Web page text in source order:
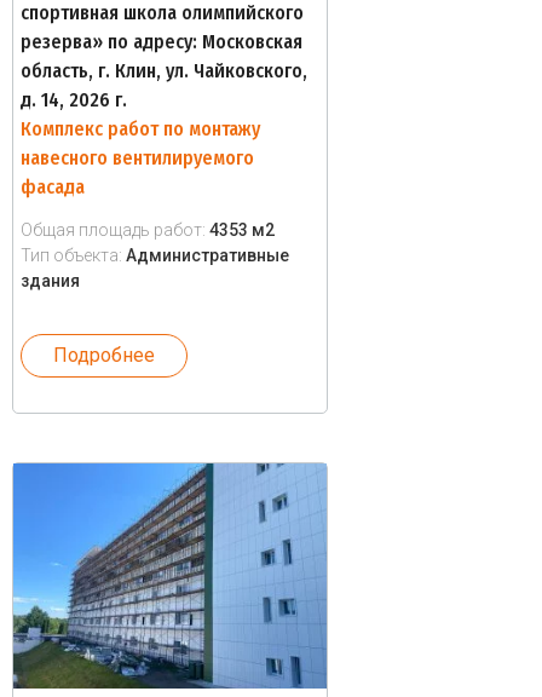
спортивная школа олимпийского
резерва» по адресу: Московская
область, г. Клин, ул. Чайковского,
д. 14, 2026 г.
Комплекс работ по монтажу
навесного вентилируемого
фасада
Общая площадь работ: 4353 м2
Тип объекта: Административные
здания
Подробнее